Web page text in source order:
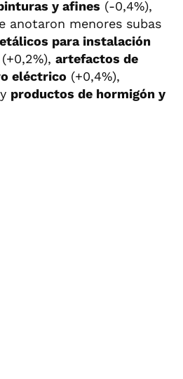
y afines (-0,4%),
anotaron menores subas
para instalación
artefactos de
eléctrico (+0,4%),
productos de hormigón y